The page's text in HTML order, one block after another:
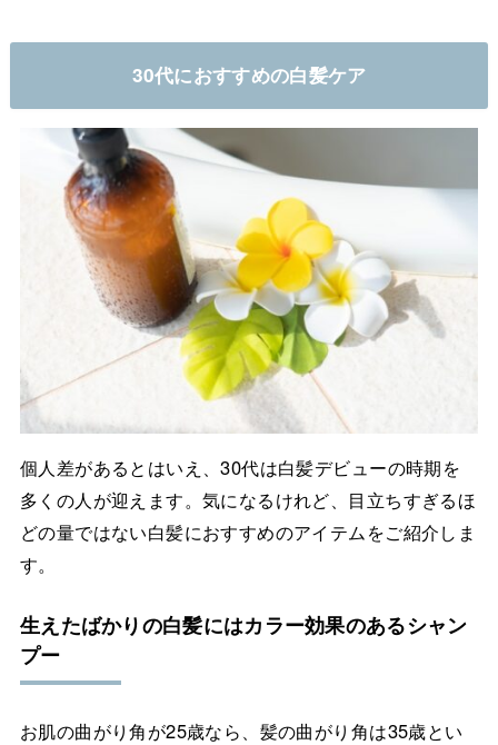
30代におすすめの白髪ケア
個人差があるとはいえ、30代は白髪デビューの時期を
多くの人が迎えます。気になるけれど、目立ちすぎるほ
どの量ではない白髪におすすめのアイテムをご紹介しま
す。
生えたばかりの白髪にはカラー効果のあるシャン
プー
お肌の曲がり角が25歳なら、髪の曲がり角は35歳とい